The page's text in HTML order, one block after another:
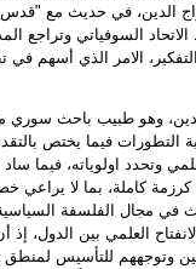
الدين، في حديث مع
السوفياتي وتراجع
التفكير، الامر الذي أسهم
وهو طبيب باحث سوري
التطورات فيما يختص
وتحدد اولوياته، فيما ساد
كاملة، بما لا يراعي
في مجال الفلسفة
العلمي بين الدول، إذ
وتوجههم للتأسيس